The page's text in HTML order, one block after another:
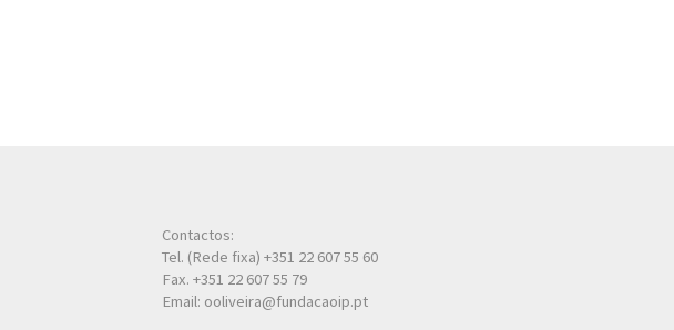
Contactos:
Tel. (Rede fixa) +351 22 607 55 60
Fax. +351 22 607 55 79
Email: ooliveira@fundacaoip.pt